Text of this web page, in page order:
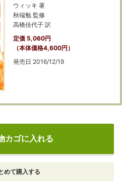
ウィッキ 著
秋端勉 監修
高橋佳代子 訳
定価 5,060円
（本体価格4,600円）
発売日 2016/12/19
カゴに入れる
めて購入する